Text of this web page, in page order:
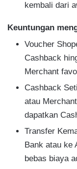
kembali dari
Keuntungan
Voucher
Cashback
Merchant
Cashback
atau
dapatkan
Transfer
Bank atau ke
bebas biaya